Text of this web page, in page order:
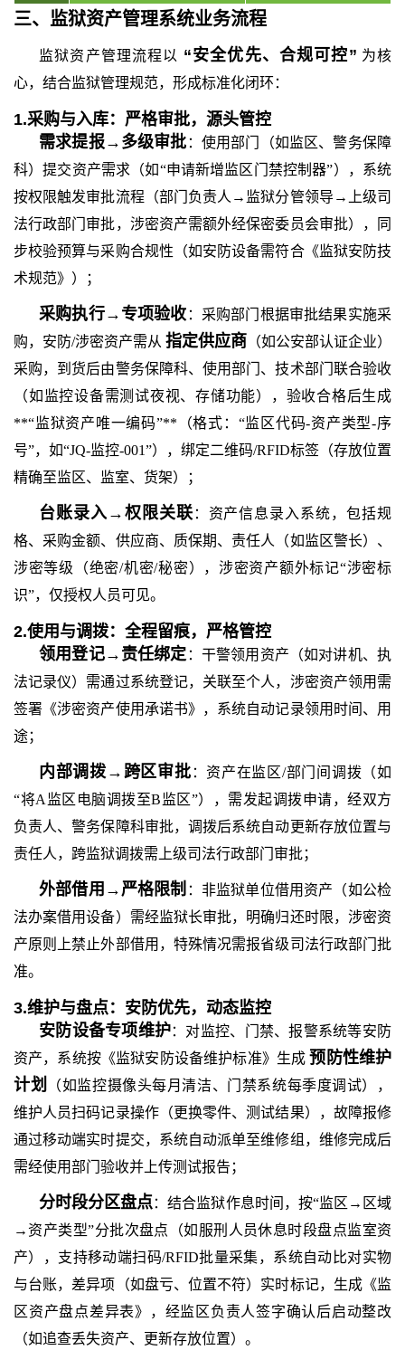
三、 监狱资产管理系统业务流程
监狱资产管理流程以 “安全优先、合规可控” 为核
心，结合监狱管理规范，形成标准化闭环：
1.采购与入库：严格审批，源头管控
需求提报→多级审批 ：使用部门（如监区、警务保障
科）提交资产需求（如“申请新增监区门禁控制器”），系统
按权限触发审批流程（部门负责人→监狱分管领导→上级司
法行政部门审批，涉密资产需额外经保密委员会审批），同
步校验预算与采购合规性（如安防设备需符合《监狱安防技
术规范》）；
采购执行→专项验收 ：采购部门根据审批结果实施采
购，安防/涉密资产需从 指定供应商 （如公安部认证企业）
采购，到货后由警务保障科、使用部门、技术部门联合验收
（如监控设备需测试夜视、存储功能），验收合格后生成
**“监狱资产唯一编码”**（格式：“监区代码-资产类型-序
号”，如“JQ-监控-001”），绑定二维码/RFID标签（存放位置
精确至监区、监室、货架）；
台账录入 →权限关联 ：资产信息录入系统，包括规
格、采购金额、供应商、质保期、责任人（如监区警长）、
涉密等级（绝密/机密/秘密），涉密资产额外标记“涉密标
识”，仅授权人员可见。
2.使用与调拨：全程留痕，严格管控
领用登记→责任绑定：干警领用资产（如对讲机、执
法记录仪）需通过系统登记，关联至个人，涉密资产领用需
签署《涉密资产使用承诺书》，系统自动记录领用时间、用
途；
内部调拨→跨区审批 ：资产在监区/部门间调拨（如
“将A监区电脑调拨至B监区”），需发起调拨申请，经双方
负责人、警务保障科审批，调拨后系统自动更新存放位置与
责任人，跨监狱调拨需上级司法行政部门审批；
外部借用 →严格限制 ：非监狱单位借用资产（如公检
法办案借用设备）需经监狱长审批，明确归还时限，涉密资
产原则上禁止外部借用，特殊情况需报省级司法行政部门批
准。
3.维护与盘点：安防优先，动态监控
安防设备专项维护：对监控、门禁、报警系统等安防
资产，系统按《监狱安防设备维护标准》生成 预防性维护
计划
（如监控摄像头每月清洁、门禁系统每季度调试），
维护人员扫码记录操作（更换零件、测试结果），故障报修
通过移动端实时提交，系统自动派单至维修组，维修完成后
需经使用部门验收并上传测试报告；
分时段分区盘点：结合监狱作息时间，按“监区→区域
→资产类型”分批次盘点（如服刑人员休息时段盘点监室资
产），支持移动端扫码/RFID批量采集，系统自动比对实物
与台账，差异项（如盘亏、位置不符）实时标记，生成《监
区资产盘点差异表》，经监区负责人签字确认后启动整改
（如追查丢失资产、更新存放位置）。